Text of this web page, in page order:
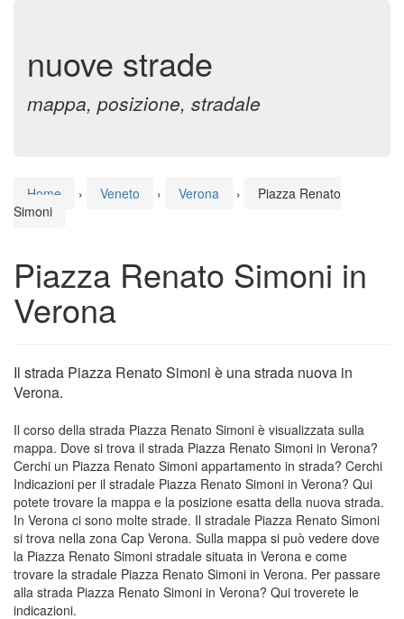
nuove strade
mappa, posizione, stradale
Home › Veneto › Verona ›
Piazza Renato
Simoni
Piazza Renato Simoni in
Verona
Il strada Piazza Renato Simoni è una strada nuova in
Verona.
Il corso della strada Piazza Renato Simoni è visualizzata sulla
mappa. Dove si trova il strada Piazza Renato Simoni in Verona?
Cerchi un Piazza Renato Simoni appartamento in strada? Cerchi
Indicazioni per il stradale Piazza Renato Simoni in Verona? Qui
potete trovare la mappa e la posizione esatta della nuova strada.
In Verona ci sono molte strade. Il stradale Piazza Renato Simoni
si trova nella zona Cap Verona. Sulla mappa si può vedere dove
la Piazza Renato Simoni stradale situata in Verona e come
trovare la stradale Piazza Renato Simoni in Verona. Per passare
alla strada Piazza Renato Simoni in Verona? Qui troverete le
indicazioni.